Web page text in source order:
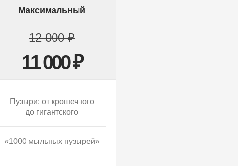
Максимальный
12 000 ₽
11 000 ₽
Пузыри: от крошечного
до гигантского
«1000 мыльных пузырей»